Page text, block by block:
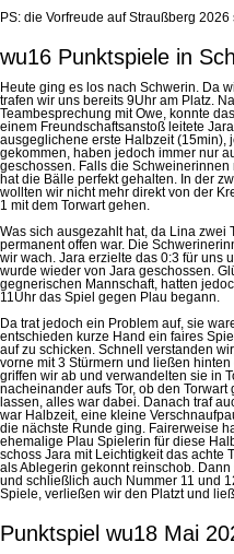
PS: die Vorfreude auf Straußberg 2026
wu16 Punktspiele in
Heute ging es los nach Schwerin. Da
trafen wir uns bereits 9Uhr am Platz.
Teambesprechung mit Owe, konnte
einem Freundschaftsanstoß leitete
ausgeglichene erste Halbzeit (15min),
gekommen, haben jedoch immer nur
geschossen. Falls die
hat die Bälle perfekt gehalten. In der
wollten wir nicht mehr direkt von der
1 mit dem Torwart gehen.
Was sich ausgezahlt hat, da Lina zwei
permanent offen war. Die
wir wach. Jara erzielte das 0:3 für uns
wurde wieder von Jara geschossen.
gegnerischen Mannschaft, hatten
11Uhr das Spiel gegen Plau begann.
Da trat jedoch ein Problem auf, sie
entschieden kurze Hand ein faires
auf zu schicken. Schnell verstanden
vorne mit 3 Stürmern und ließen
griffen wir ab und verwandelten sie in
nacheinander aufs Tor, ob den
lassen, alles war dabei. Danach traf
war Halbzeit, eine kleine
die nächste Runde ging. Fairerweise
ehemalige Plau Spielerin für diese
schoss Jara mit Leichtigkeit das achte
als Ablegerin gekonnt reinschob.
und schließlich auch Nummer 11 und
Spiele, verließen wir den Platzt und
Punktspiel wu18 Mai